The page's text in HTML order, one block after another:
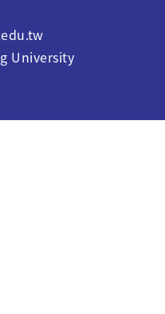
University